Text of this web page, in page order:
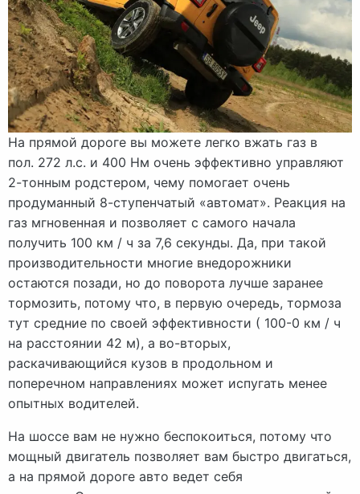
На прямой дороге вы можете легко вжать газ в
пол. 272 л.с. и 400 Нм очень эффективно управляют
2-тонным родстером, чему помогает очень
продуманный 8-ступенчатый «автомат». Реакция на
газ мгновенная и позволяет с самого начала
получить 100 км / ч за 7,6 секунды. Да, при такой
производительности многие внедорожники
остаются позади, но до поворота лучше заранее
тормозить, потому что, в первую очередь, тормоза
тут средние по своей эффективности ( 100-0 км / ч
на расстоянии 42 м), а во-вторых,
раскачивающийся кузов в продольном и
поперечном направлениях может испугать менее
опытных водителей.
На шоссе вам не нужно беспокоиться, потому что
мощный двигатель позволяет вам быстро двигаться,
а на прямой дороге авто ведет себя